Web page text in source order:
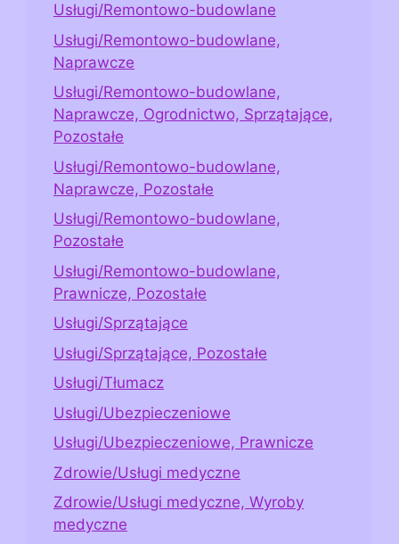
Usługi/Remontowo-budowlane
Usługi/Remontowo-budowlane,
Naprawcze
Usługi/Remontowo-budowlane,
Naprawcze, Ogrodnictwo, Sprzątające,
Pozostałe
Usługi/Remontowo-budowlane,
Naprawcze, Pozostałe
Usługi/Remontowo-budowlane,
Pozostałe
Usługi/Remontowo-budowlane,
Prawnicze, Pozostałe
Usługi/Sprzątające
Usługi/Sprzątające, Pozostałe
Usługi/Tłumacz
Usługi/Ubezpieczeniowe
Usługi/Ubezpieczeniowe, Prawnicze
Zdrowie/Usługi medyczne
Zdrowie/Usługi medyczne, Wyroby
medyczne